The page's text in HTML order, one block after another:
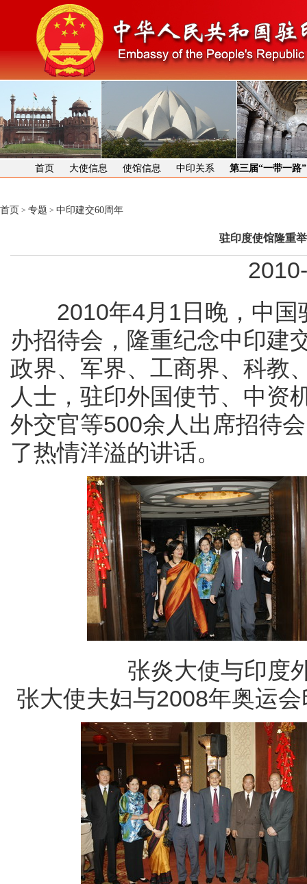
首页 大使信息 使馆信息 中印关系 第三届“一带一路
首页 > 专题 > 中印建交60周年
驻印度使馆隆重
2010年4月1日晚，中国
办招待会，隆重纪念中印建
政界、军界、工商界、科教
人士，驻印外国使节、中资
外交官等500余人出席招待
了热情洋溢的讲话。
张炎大使与印度外
张大使夫妇与2008年奥运